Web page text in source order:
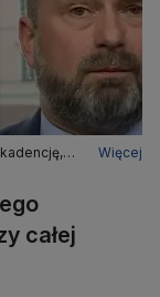
Więcej
całej